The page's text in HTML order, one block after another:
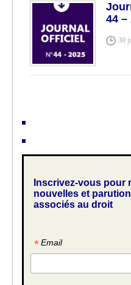
44 –
30
Inscrivez-vous pour
nouvelles et
associés au droit
*Email